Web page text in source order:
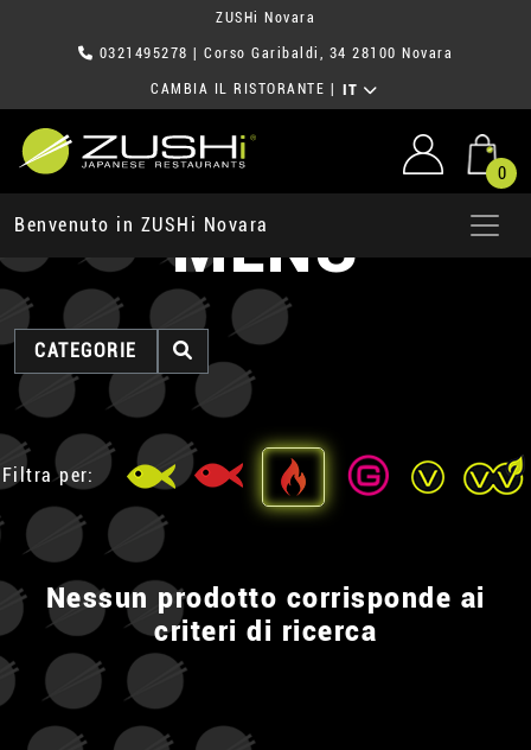
ZUSHi Novara
0321495278 | Corso Garibaldi, 34 28100 Novara
CAMBIA IL RISTORANTE IT
0
Benvenuto in ZUSHi NovaraMENU
CATEGORIE
Filtra per:
Nessun prodotto corrisponde ai
criteri di ricerca